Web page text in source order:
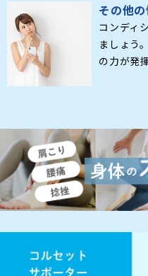
その他
コンディ
ましょう
の力が発